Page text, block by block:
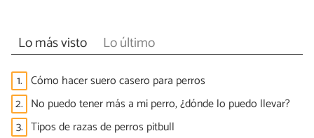
Lo más visto Lo último
1. Cómo hacer suero casero para perros
2. No puedo tener más a mi perro, ¿dónde lo puedo llevar?
3. Tipos de razas de perros pitbull